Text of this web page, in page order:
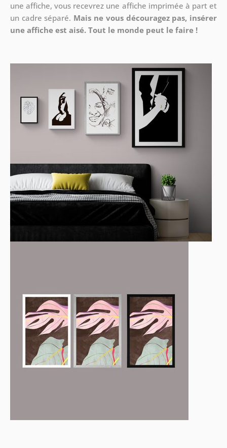
une affiche, vous recevrez une affiche imprimée à part et
un cadre séparé. Mais ne vous découragez pas, insérer
une affiche est aisé. Tout le monde peut le faire !